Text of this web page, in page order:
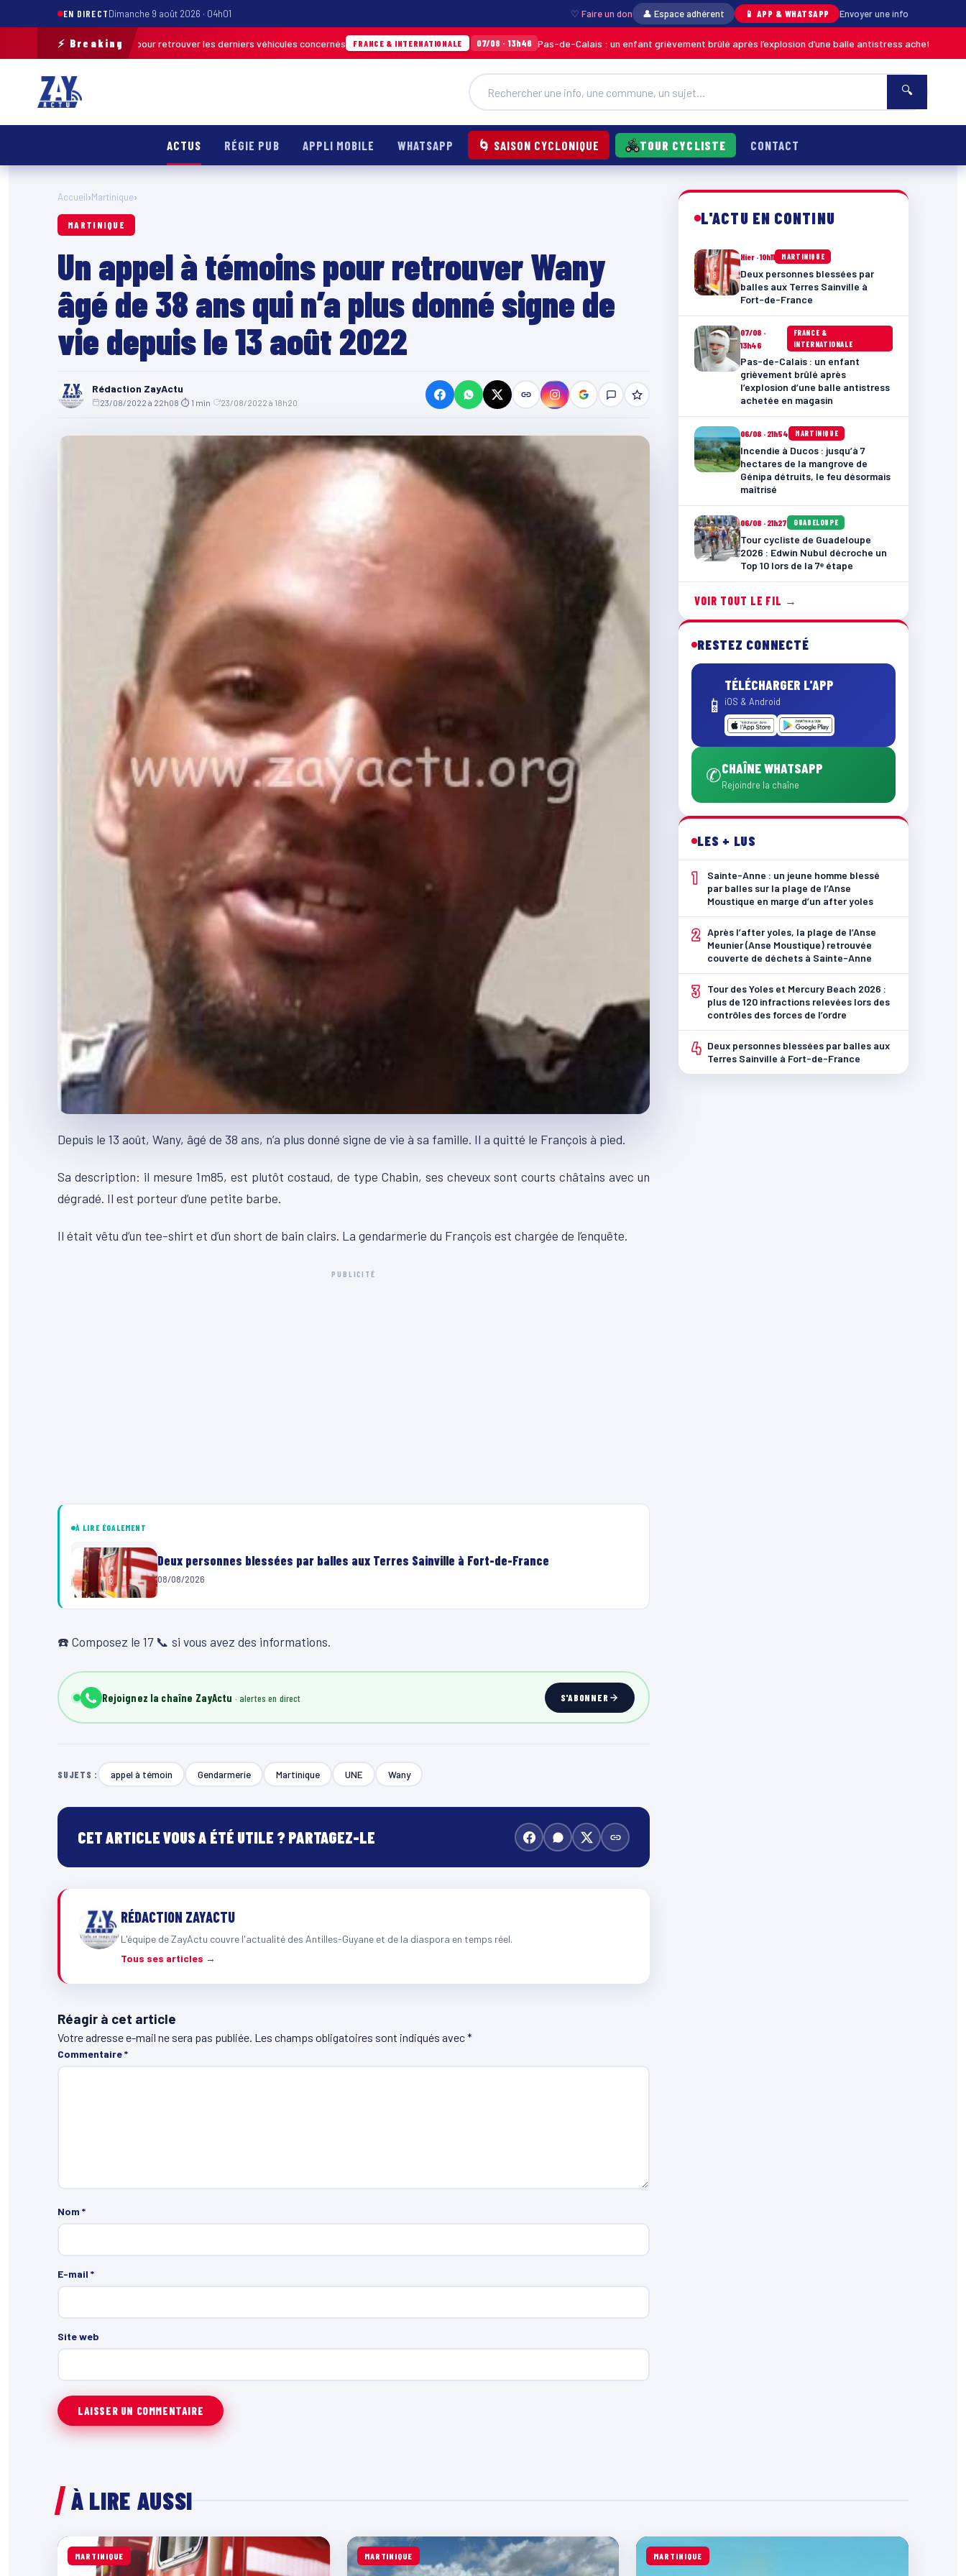
EN DIRECTDimanche 9 août 2026 · 04h01 ♡ Faire un don 👤 Espace adhérent 📱 APP & WHATSAPP Envoyer une info
⚡ Breaking
de terrain pour retrouver les derniers véhicules concernés FRANCE & INTERNATIONALE 07/08 · 13h46 Pas-de-Calais : un enfant grièvement brûlé après l’explosion d’une balle antistress achetée en magasin
🔍
ACTUS RÉGIE PUB APPLI MOBILE WHATSAPP 🌀 SAISON CYCLONIQUE TOUR CYCLISTE CONTACT
Accueil›Martinique›
MARTINIQUE
Un appel à témoins pour retrouver Wany
âgé de 38 ans qui n’a plus donné signe de
vie depuis le 13 août 2022
Rédaction ZayActu
23/08/2022 à 22h08 ⏱ 1 min 23/08/2022 à 18h20
Depuis le 13 août, Wany, âgé de 38 ans, n’a plus donné signe de vie à sa famille. Il a quitté le François à pied.
Sa description: il mesure 1m85, est plutôt costaud, de type Chabin, ses cheveux sont courts châtains avec un
dégradé. Il est porteur d’une petite barbe.
Il était vêtu d’un tee-shirt et d’un short de bain clairs. La gendarmerie du François est chargée de l’enquête.
PUBLICITÉ
À LIRE ÉGALEMENT
Deux personnes blessées par balles aux Terres Sainville à Fort-de-France
08/08/2026
☎️ Composez le 17 📞 si vous avez des informations.
Rejoignez la chaîne ZayActu S'ABONNER
SUJETS : appel à témoin Gendarmerie Martinique UNE Wany
CET ARTICLE VOUS A ÉTÉ UTILE ? PARTAGEZ-LE
RÉDACTION ZAYACTU
L'équipe de ZayActu couvre l'actualité des Antilles-Guyane et de la diaspora en temps réel.
Tous ses articles →
Réagir à cet article
Votre adresse e-mail ne sera pas publiée. Les champs obligatoires sont indiqués avec*
Commentaire*
Nom *
E-mail *
Site web
L'ACTU EN CONTINU
Hier · 10h11 MARTINIQUE
Deux personnes blessées par
balles aux Terres Sainville à
Fort-de-France
07/08 ·
13h46
FRANCE &
INTERNATIONALE
Pas-de-Calais : un enfant
grièvement brûlé après
l’explosion d’une balle antistress
achetée en magasin
06/08 · 21h54 MARTINIQUE
Incendie à Ducos : jusqu’à 7
hectares de la mangrove de
Génipa détruits, le feu désormais
maîtrisé
06/08 · 21h27 GUADELOUPE
Tour cycliste de Guadeloupe
2026 : Edwin Nubul décroche un
Top 10 lors de la 7ᵉ étape
VOIR TOUT LE FIL →
RESTEZ CONNECTÉ
📱
TÉLÉCHARGER L'APP
iOS & Android
✆CHAÎNE WHATSAPP
Rejoindre la chaîne
LES + LUS
1
Sainte-Anne : un jeune homme blessé
par balles sur la plage de l’Anse
Moustique en marge d’un after yoles
2 Après l’after yoles, la plage de l’Anse
Meunier (Anse Moustique) retrouvée
couverte de déchets à Sainte-Anne
3
Tour des Yoles et Mercury Beach 2026 :
plus de 120 infractions relevées lors des
contrôles des forces de l’ordre
4 Deux personnes blessées par balles aux
Terres Sainville à Fort-de-France
À LIRE AUSSI
MARTINIQUE MARTINIQUE MARTINIQUE